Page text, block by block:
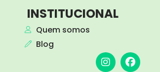
INSTITUCIONAL
Quem somos
Blog
I
n
F
a